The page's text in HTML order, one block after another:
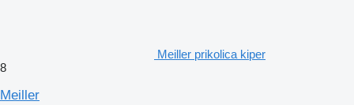
Meiller prikolica kiper
8
Meiller